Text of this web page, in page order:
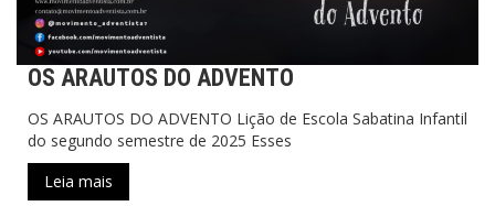
OS ARAUTOS DO ADVENTO
OS ARAUTOS DO ADVENTO Lição de Escola Sabatina Infantil
do segundo semestre de 2025 Esses
Leia mais